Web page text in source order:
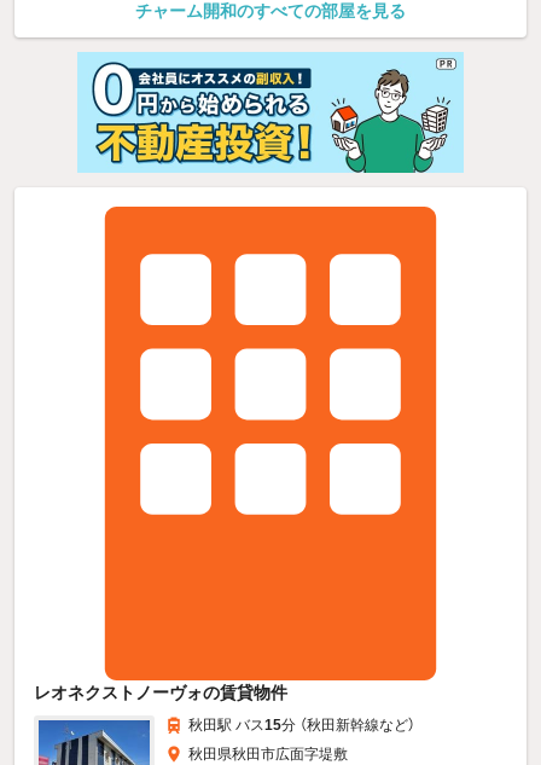
チャーム開和のすべての部屋を見る
レオネクストノーヴォの賃貸物件
秋田駅 バス15分 （秋田新幹線など）
秋田県秋田市広面字堤敷